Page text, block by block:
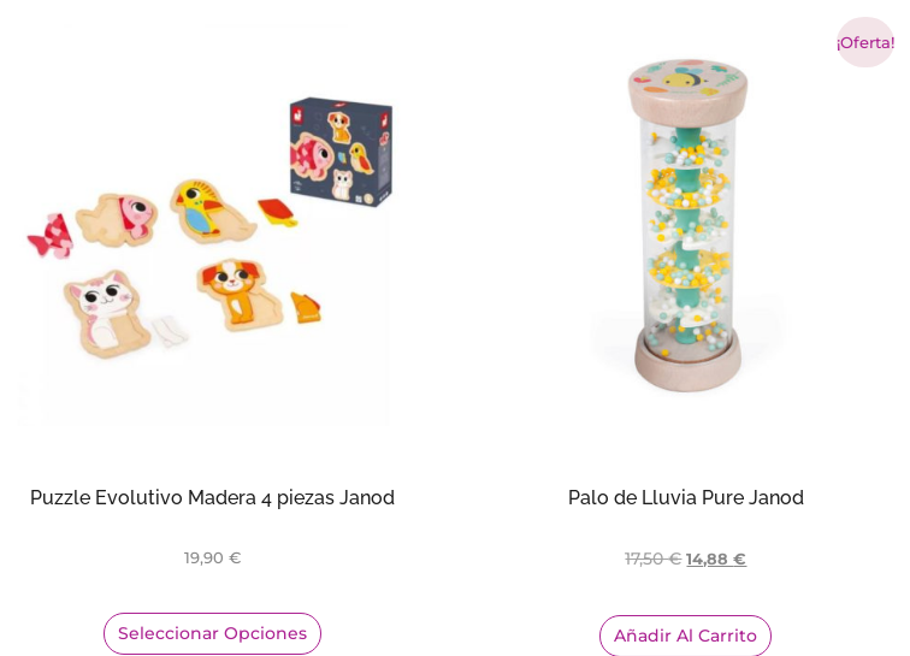
Puzzle Evolutivo Madera 4 piezas Janod
19,90€
Seleccionar Opciones
¡Oferta!
Palo de Lluvia Pure Janod
17,50€ 14,88€
Añadir Al Carrito